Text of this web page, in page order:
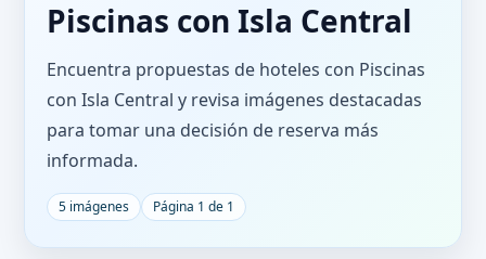
Piscinas con Isla Central
Encuentra propuestas de hoteles con Piscinas
con Isla Central y revisa imágenes destacadas
para tomar una decisión de reserva más
informada.
5 imágenes Página 1 de 1